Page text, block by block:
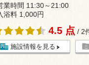
業時間 11:30～21:00
浴料 1,000円
4.5 点 / 2
施設情報を見る